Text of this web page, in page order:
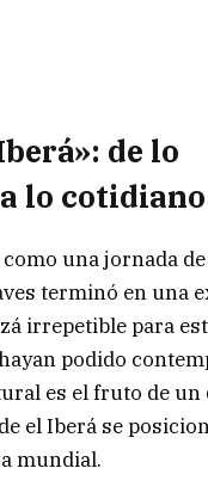
de lo
lo cotidiano
una jornada de
terminó en una
irrepetible para
podido
es el fruto de un
el Iberá se
mundial.